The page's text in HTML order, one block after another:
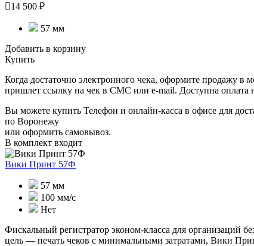
14 500 ₽
57 мм
Добавить в корзину
Купить
Когда достаточно электронного чека, оформите продажу в
пришлет ссылку на чек в СМС или e-mail. Доступна оплата
Вы можете купить Телефон и онлайн-касса в офисе для
по Воронежу
или оформить самовывоз.
В комплект входит
Вики Принт 57Ф
57 мм
100 мм/с
Нет
Фискальный регистратор эконом-класса для организаций
цель — печать чеков с минимальными затратами, Вики